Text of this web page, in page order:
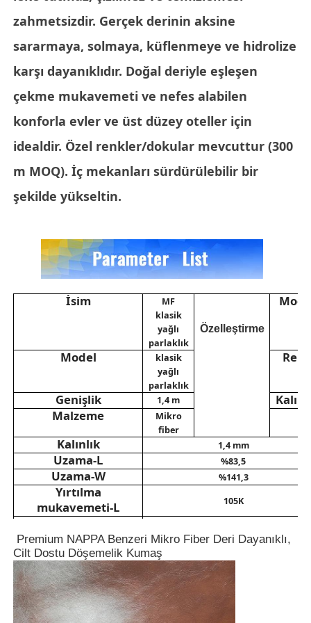
Eko Deri Malzeme
Silikon Deri
Mikro Fiber Deri
Emniyet Ayakkabısı Malzemesi
Süet deri malzemesi
süet kumaş
Solventsiz PU deri
Alcantara Deri
Otomotiv Deri
Ayakkabılar Deri malzemesi
zahmetsizdir. Gerçek derinin aksine
sararmaya, solmaya, küflenmeye ve hidrolize
karşı dayanıklıdır. Doğal deriyle eşleşen
çekme mukavemeti ve nefes alabilen
konforla evler ve üst düzey oteller için
idealdir. Özel renkler/dokular mevcuttur (300
m MOQ). İç mekanları sürdürülebilir bir
şekilde yükseltin.
İsim
MF
klasik
yağlı
parlaklık
Özelleştirme
Model
klasik
yağlı
parlaklık
Renk
Genişlik 1,4 m
Malzeme
Mikro
fiber
Kalınlık 1,4 mm
Uzama-L %83,5
Uzama-W %141,3
Yırtılma
mukavemeti-L
105K
mukavemeti-W
100N
Çekmegüç-L
Çekmegüç-W
Bükülme direnci (23
°C)
>500000
Sararma
Premium NAPPA Benzeri Mikro Fiber Deri Dayanıklı,
Cilt Dostu Döşemelik Kumaş